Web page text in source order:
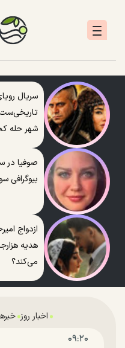
سریال
شهر حله
صوفیا در
بیوگرافی
ازدواج
هدیه
می‌کند؟
اخبار روز
۰۹:۲۰